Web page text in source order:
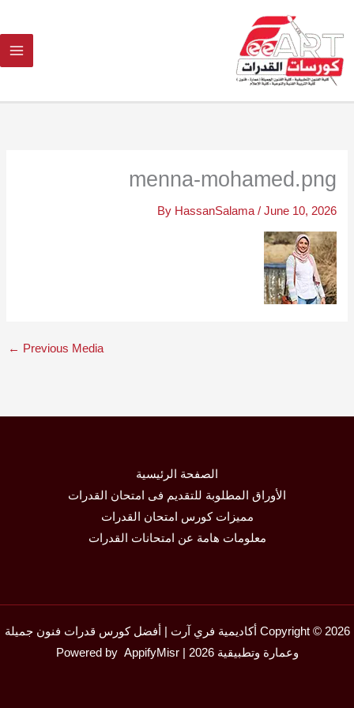
content
menna-mohamed.png
By HassanSalama / June 10, 2026
← Previous Media
الصفحة الرئيسية
الأوراق المطلوبة للتقديم فى امتحان القدرات
مميزات كورس امتحان القدرات
معلومات هامة عن امتحانات القدرات
Copyright © 2026 أكاديمية فري آرت | أفضل كورس قدرات فنون جميلة
وعمارة وتطبيقية 2026 | Powered by
AppifyMisr